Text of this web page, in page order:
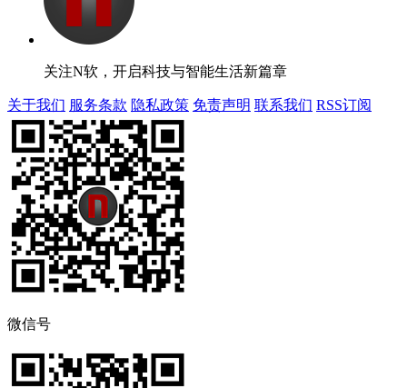
关注N软，开启科技与智能生活新篇章
关于我们 服务条款 隐私政策 免责声明 联系我们 RSS订阅
微信号